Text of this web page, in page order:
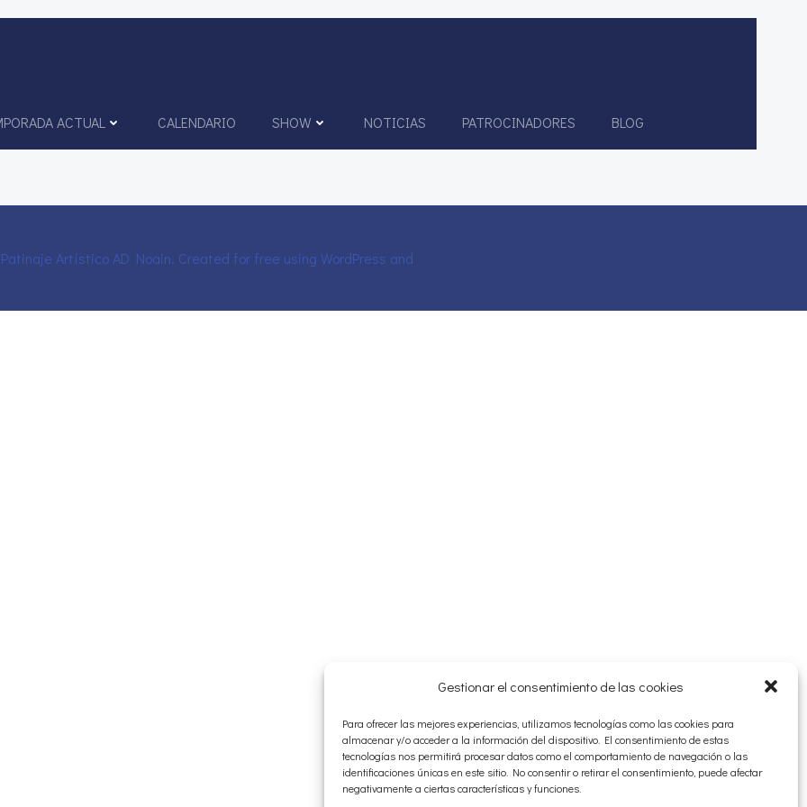
Gestionar el consentimiento de las cookies
Para ofrecer las mejores experiencias, utilizamos tecnologías como las cookies para
almacenar y/o acceder a la información del dispositivo. El consentimiento de estas
tecnologías nos permitirá procesar datos como el comportamiento de navegación o las
identificaciones únicas en este sitio. No consentir o retirar el consentimiento, puede afectar
negativamente a ciertas características y funciones.
ACTUAL CALENDARIO SHOW NOTICIAS PATROCINADORES BLOG
Artístico AD Noain. Created for free using WordPress and